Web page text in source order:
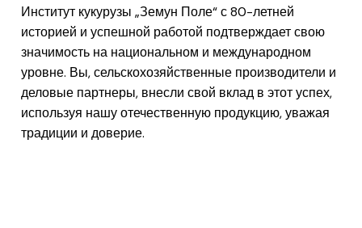
Институт кукурузы „Земун Поле“ с 80-летней
историей и успешной работой подтверждает свою
значимость на национальном и международном
уровне. Вы, сельскохозяйственные производители и
деловые партнеры, внесли свой вклад в этот успех,
используя нашу отечественную продукцию, уважая
традиции и доверие.